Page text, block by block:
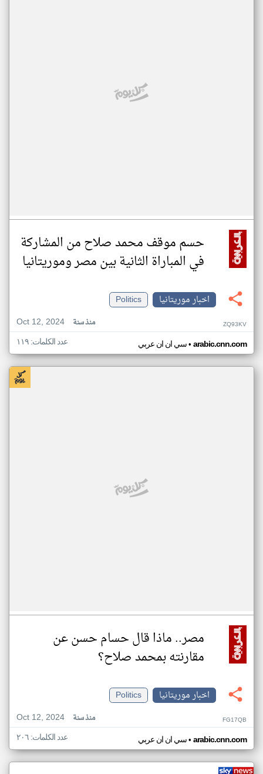
حسم موقف محمد صلاح من المشاركة
في المباراة الثانية بين مصر وموريتانيا
اخبار موريتانيا
Politics
Oct 12, 2024
منذ سنة ZQ93KV
سي ان ان عربي• arabic.cnn.com عدد الكلمات: ١١٩
مصر.. ماذا قال حسام حسن عن
مقارنته بمحمد صلاح؟
اخبار موريتانيا
Politics
Oct 12, 2024
منذ سنة FG17QB
سي ان ان عربي• arabic.cnn.com عدد الكلمات: ٢٠٦